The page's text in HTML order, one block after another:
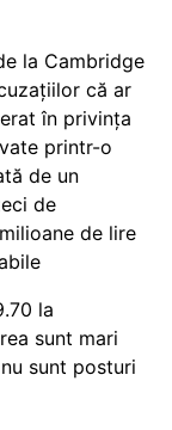
la Cambridge
că ar
în privința
printr-o
de un
de
de lire
la
sunt mari
sunt posturi